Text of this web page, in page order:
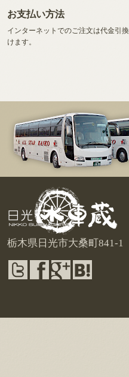
お支払い方法
インターネットでのご注文は代金引換
けます。
栃木県日光市大桑町841-1